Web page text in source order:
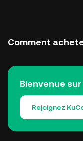
Comment
Bienvenue sur
Rejoignez